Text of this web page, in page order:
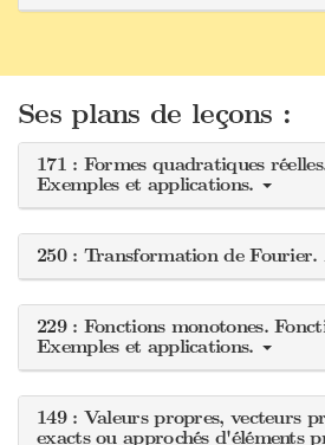
Ses plans de leçons :
171 : Formes quadratiques
Exemples et applications.
250 : Transformation de Fourier.
229 : Fonctions monotones.
Exemples et applications.
149 : Valeurs propres, vecteurs
exacts ou approchés d'éléments